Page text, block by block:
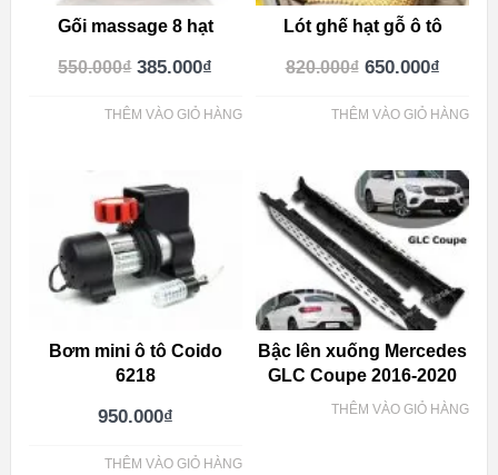
Gối massage 8 hạt
550.000₫ 385.000₫
THÊM VÀO GIỎ HÀNG
Lót ghế hạt gỗ ô tô
820.000₫ 650.000₫
THÊM VÀO GIỎ HÀNG
Bơm mini ô tô Coido
6218
950.000₫
THÊM VÀO GIỎ HÀNG
Bậc lên xuống Mercedes
GLC Coupe 2016-2020
THÊM VÀO GIỎ HÀNG